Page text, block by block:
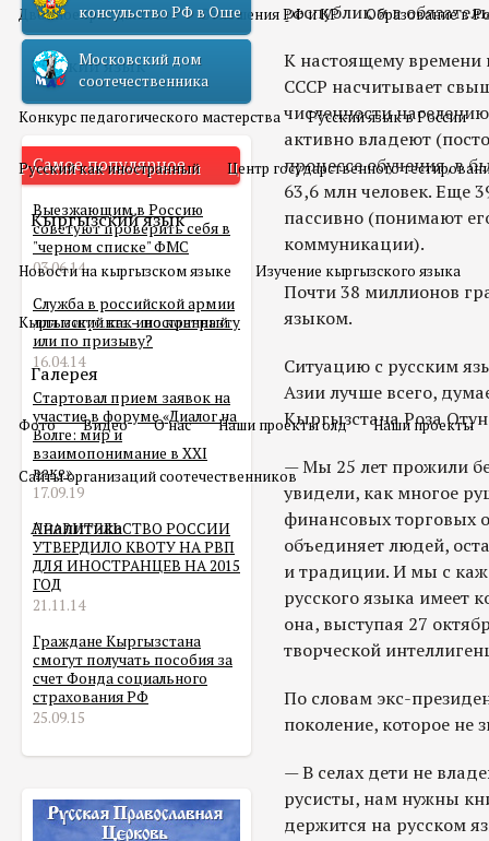
Двойное гражданство Отношения РФ и КР Образование в
Русский язык
Конкурс педагогического мастерства Русский язык в России
Русский как иностранный Центр государственного
Кыргызский язык
Новости на кыргызском языке Изучение кыргызского языка
Кыргызский как иностранный
Галерея
Фото Видео О нас Наши проекты олд Наши проекты
Сайты организаций соотечественников
Аналитика
консульство РФ в Оше
Московский дом
соотечественника
Самое популярное
Выезжающим в Россию
советуют проверить себя в
"черном списке" ФМС
03.06.14
Служба в российской армии
для мигранта – по контракту
или по призыву?
16.04.14
Стартовал прием заявок на
участие в форуме «Диалог на
Волге: мир и
взаимопонимание в XXI
веке»
17.09.19
ПРАВИТЕЛЬСТВО РОССИИ
УТВЕРДИЛО КВОТУ НА РВП
ДЛЯ ИНОСТРАНЦЕВ НА 2015
ГОД
21.11.14
Граждане Кыргызстана
смогут получать пособия за
счет Фонда социального
страхования РФ
25.09.15
республик и в
К настоящему времени
СССР насчитывает
численности
активно владеют
процессе обучения, в
63,6 млн человек. Еще
пассивно (понимают
коммуникации).
Почти 38 миллионов
языком.
Ситуацию с русским
Азии лучше всего,
Кыргызстана Роза
— Мы 25 лет прожили
увидели, как многое
финансовых торговых
объединяет людей,
и традиции. И мы с
русского языка имеет
она, выступая 27
творческой
По словам экс-
поколение, которое не
— В селах дети не
русисты, нам нужны
держится на русском